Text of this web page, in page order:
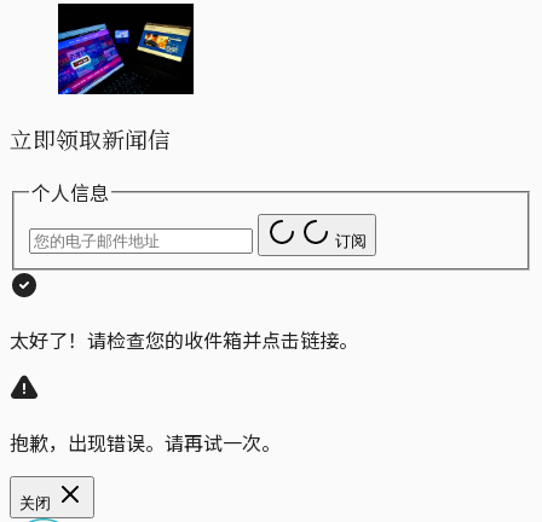
立即领取新闻信
个人信息
订阅
太好了！请检查您的收件箱并点击链接。
抱歉，出现错误。请再试一次。
关闭